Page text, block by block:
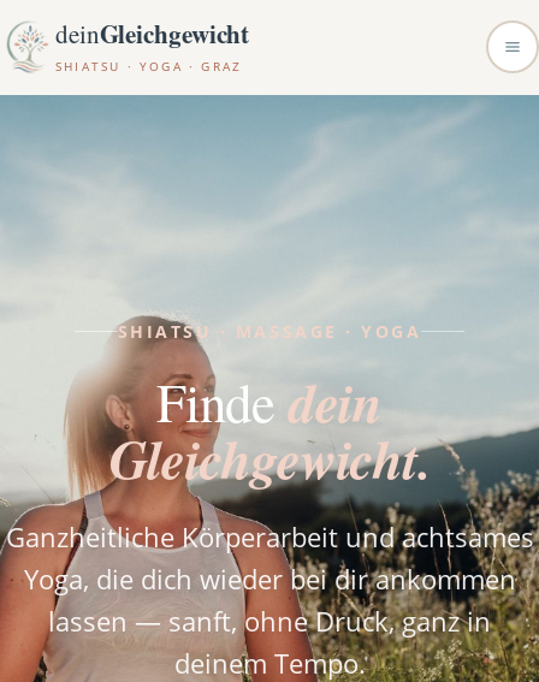
deinGleichgewicht
SHIATSU · YOGA · GRAZ
SHIATSU · MASSAGE · YOGA
Findedein
Gleichgewicht.
Ganzheitliche Körperarbeit und achtsames
Yoga, die dich wieder bei dir ankommen
lassen — sanft, ohne Druck, ganz in
deinem Tempo.